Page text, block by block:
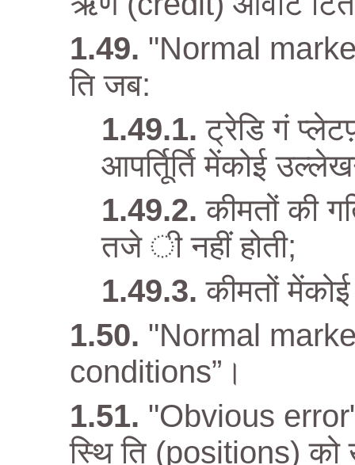
"Normal
ति जब:
ट्रेडि गं
आपर्तिूर्ति मेंकोई
कीमतों की
तजे ी नहीं होती;
कीमतों
"Normal
conditions”।
"Obvious
स्थि ति (positions) को